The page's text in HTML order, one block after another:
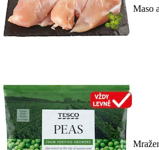
Maso